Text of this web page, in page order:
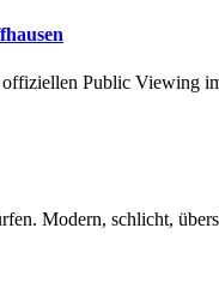
Public Viewing
Modern, schlicht,